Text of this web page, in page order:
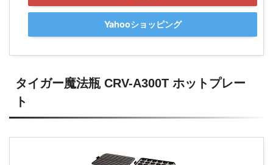
Yahooショッピング
タイガー魔法瓶 CRV-A300T ホットプレー
ト